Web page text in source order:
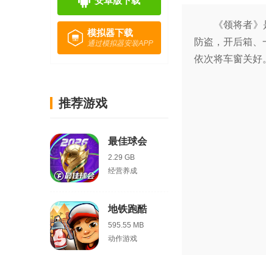
模拟器下载
通过模拟器安装APP
推荐游戏
最佳球会
2.29 GB
经营养成
地铁跑酷
595.55 MB
动作游戏
《领将者
防盗，开后箱、
依次将车窗关好